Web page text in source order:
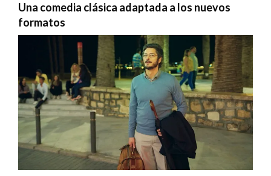
Una comedia clásica adaptada a los nuevos
formatos